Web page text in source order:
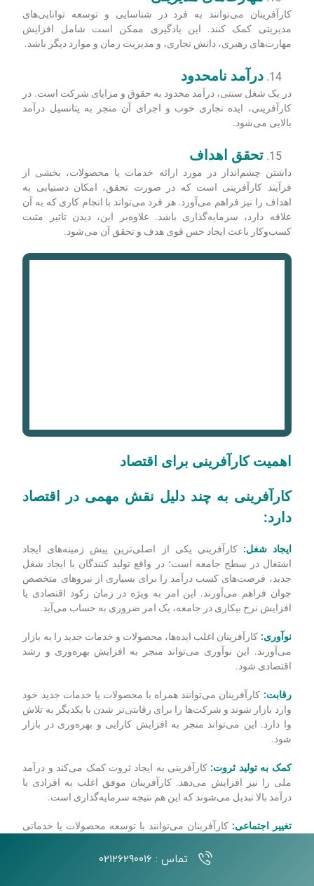
کارآفرینان می‌توانند به فرد در شناسایی و توسعه توانایی‌های
مدیریتی کمک کنند. این یادگیری ممکن است شامل افزایش
مهارت‌های رهبری، دانش تجاری، و مدیریت زمان و موارد دیگر باشد.
درآمد نامحدود
در یک شغل سنتی، درآمد محدود به حقوق و مزایای شرکت است. در
کارآفرینی، ایده تجاری خوب و اجرای آن منجر به پتانسیل درآمد
بالایی می‌شود.
تحقق اهداف
داشتن چشم‌انداز در مورد ارائه خدمات یا محصولات، بخشی از
فرآیند کارآفرینی است که در صورت تحقق، امکان دستیابی به
اهداف را نیز فراهم می‌آورد. هر فرد می‌تواند با انجام کاری که به آن
علاقه دارد، سرمایه‌گذاری باشد. علاوه‌بر این، دیدن تاثیر مثبت
کسب‌وکار باعث ایجاد حس قوی هدف و تحقق آن می‌شود.
اهمیت کارآفرینی برای اقتصاد
کارآفرینی به چند دلیل نقش مهمی در اقتصاد
دارد:
ایجاد شغل:کارآفرینی یکی از اصلی‌ترین پیش زمینه‌های ایجاد
اشتغال در سطح جامعه است؛ در واقع تولید کنندگان با ایجاد شغل
جدید، فرصت‌های کسب درآمد را برای بسیاری از نیروهای متخصص
جوان فراهم می‌آورند. این امر به ویژه در زمان رکود اقتصادی یا
افزایش نرخ بیکاری در جامعه، یک امر ضروری به حساب می‌آید.
نوآوری: کارآفرینان اغلب ایده‌ها، محصولات و خدمات جدید را به بازار
می‌آورند. این نوآوری می‌تواند منجر به افزایش بهره‌وری و رشد
اقتصادی شود.
رقابت: کارآفرینان می‌توانند همراه با محصولات یا خدمات جدید خود
وارد بازار شوند و شرکت‌ها را برای رقابتی‌تر شدن با یکدیگر به تلاش
وا دارد. این می‌تواند منجر به افزایش کارایی و بهره‌وری در بازار
شود.
کمک به تولید ثروت: کارآفرینی به ایجاد ثروت کمک می‌کند و درآمد
ملی را نیز افزایش می‌دهد. کارآفرینان موفق اغلب به افرادی با
درآمد بالا تبدیل می‌شوند که این هم نتیجه سرمایه‌گذاری است.
تغییر اجتماعی: کارآفرینان می‌توانند با توسعه محصولات یا خدماتی
تغییرات اجتماعی و سطح هوشمندی آن جامعه کمک کنند. آن‌ها
تماس : 02126290016